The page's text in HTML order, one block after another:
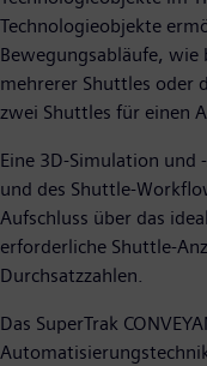
Technologieobjekte
Bewegungsabläufe, wie
mehrerer Shuttles oder
zwei Shuttles für einen
Eine 3D-Simulation und
und des Shuttle-
Aufschluss über das
erforderliche Shuttle-
Durchsatzzahlen.
Das SuperTrak